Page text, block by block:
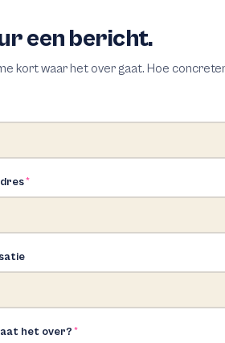
een bericht.
kort waar het over gaat. Hoe
*
het over?*